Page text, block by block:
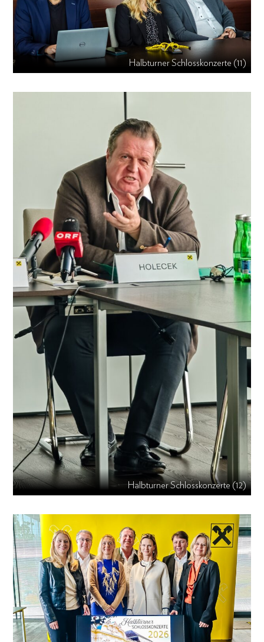
Halbturner Schlosskonzerte (11)
Halbturner Schlosskonzerte (12)